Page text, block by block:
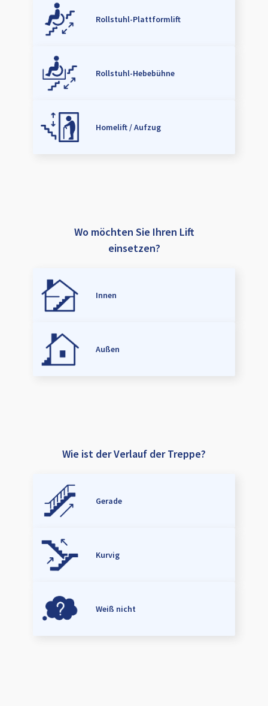
Rollstuhl-Plattformlift
Rollstuhl-Hebebühne
Homelift / Aufzug
Wo möchten Sie Ihren Lift
einsetzen?
Innen
Außen
Wie ist der Verlauf der Treppe?
Gerade
Kurvig
Weiß nicht